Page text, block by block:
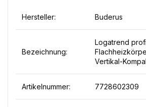
Hersteller: Buderus
Bezeichnung:
Logatrend
Vertikal-
Artikelnummer: 7728602309